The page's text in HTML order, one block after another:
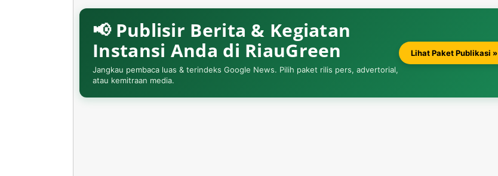
📢 Publisir Berita & Kegiatan
Instansi Anda di RiauGreen
Jangkau pembaca luas & terindeks Google News. Pilih paket rilis pers, advertorial,
atau kemitraan media.
Lihat Paket Publikasi »